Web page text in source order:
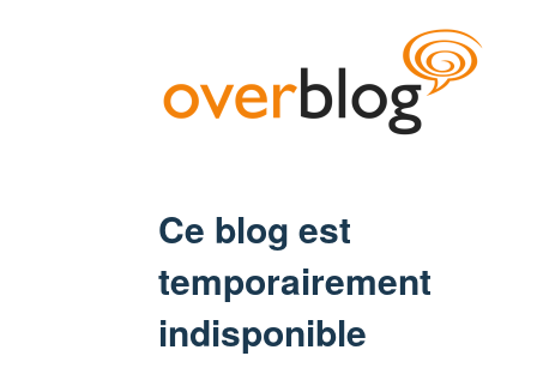
Ce blog est
temporairement
indisponible